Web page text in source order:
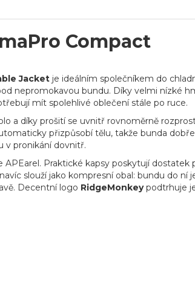
Compact
Jacket je ideálním společníkem do
nepromokavou bundu. Díky velmi nízké
mít spolehlivé oblečení stále po ruce.
a díky prošití se uvnitř rovnoměrně
přizpůsobí tělu, takže bunda
v pronikání dovnitř.
Praktické kapsy poskytují dostatek
slouží jako kompresní obal: bundu do ní
Decentní logo RidgeMonkeypodtrhuje